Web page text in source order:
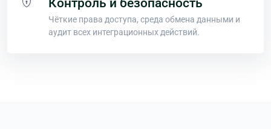
Контроль и безопасность
Чёткие права доступа, среда обмена данными и
аудит всех интеграционных действий.